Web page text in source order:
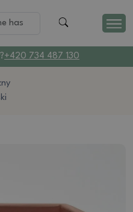
+420 734 487 130